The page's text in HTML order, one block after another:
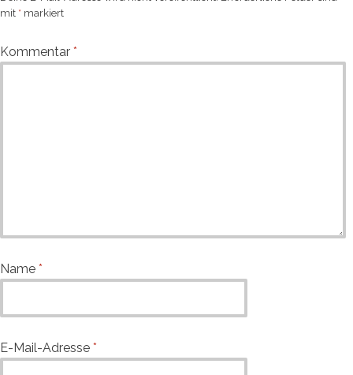
mit * markiert
Kommentar *
Name *
E-Mail-Adresse *